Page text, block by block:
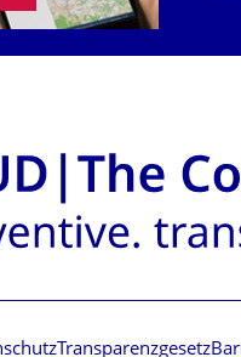
Transparenzgesetz